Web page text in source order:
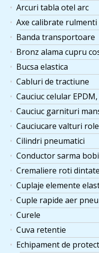
Arcuri tabla otel arc
Axe calibrate
Banda transportoare
Bronz alama cupru
Bucsa elastica
Cabluri de tractiune
Cauciuc celular
Cauciuc garnituri
Cauciucare valturi role
Cilindri pneumatici
Conductor sarma
Cremaliere roti dintate
Cuplaje elemente
Cuple rapide aer
Curele
Cuva retentie
Echipament de